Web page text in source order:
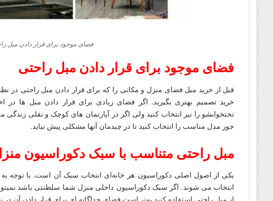
فضای موجود برای قرار دادن مبل
فضای موجود برای قرار دادن مبل راحتی
قبل از خرید مبل فضای منزل و مکانی را که برای قرار دادن مبل راحتی در نظر
خرید تصمیم بهتری بگیرید. اگر فضای زیادی برای قرار دادن مبل ها در
تختخوابشو را نیز انتخاب کنید ولی اگر در آپارتمان های کوچک و نقلی زندگی
جور مدل مناسب را انتخاب کنید تا در چیدمان آنها مشکلی پیش نیاید.
مبل راحتی متناسب با سبک دکوراسیون
یکی از اصول اصلی دکوراسیون هر خانه‌ای انتخاب سبک آن است. با توجه
انتخاب می شوند. اگر سبک دکوراسیون داخلی منزل شما سلطنتی باشد